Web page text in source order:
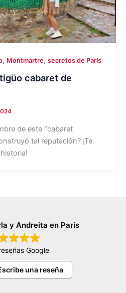
, Montmartre, secretos de París
cabaret de
de este “cabaret
tal reputación? ¡Te
y Andreita en París
Google
una reseña